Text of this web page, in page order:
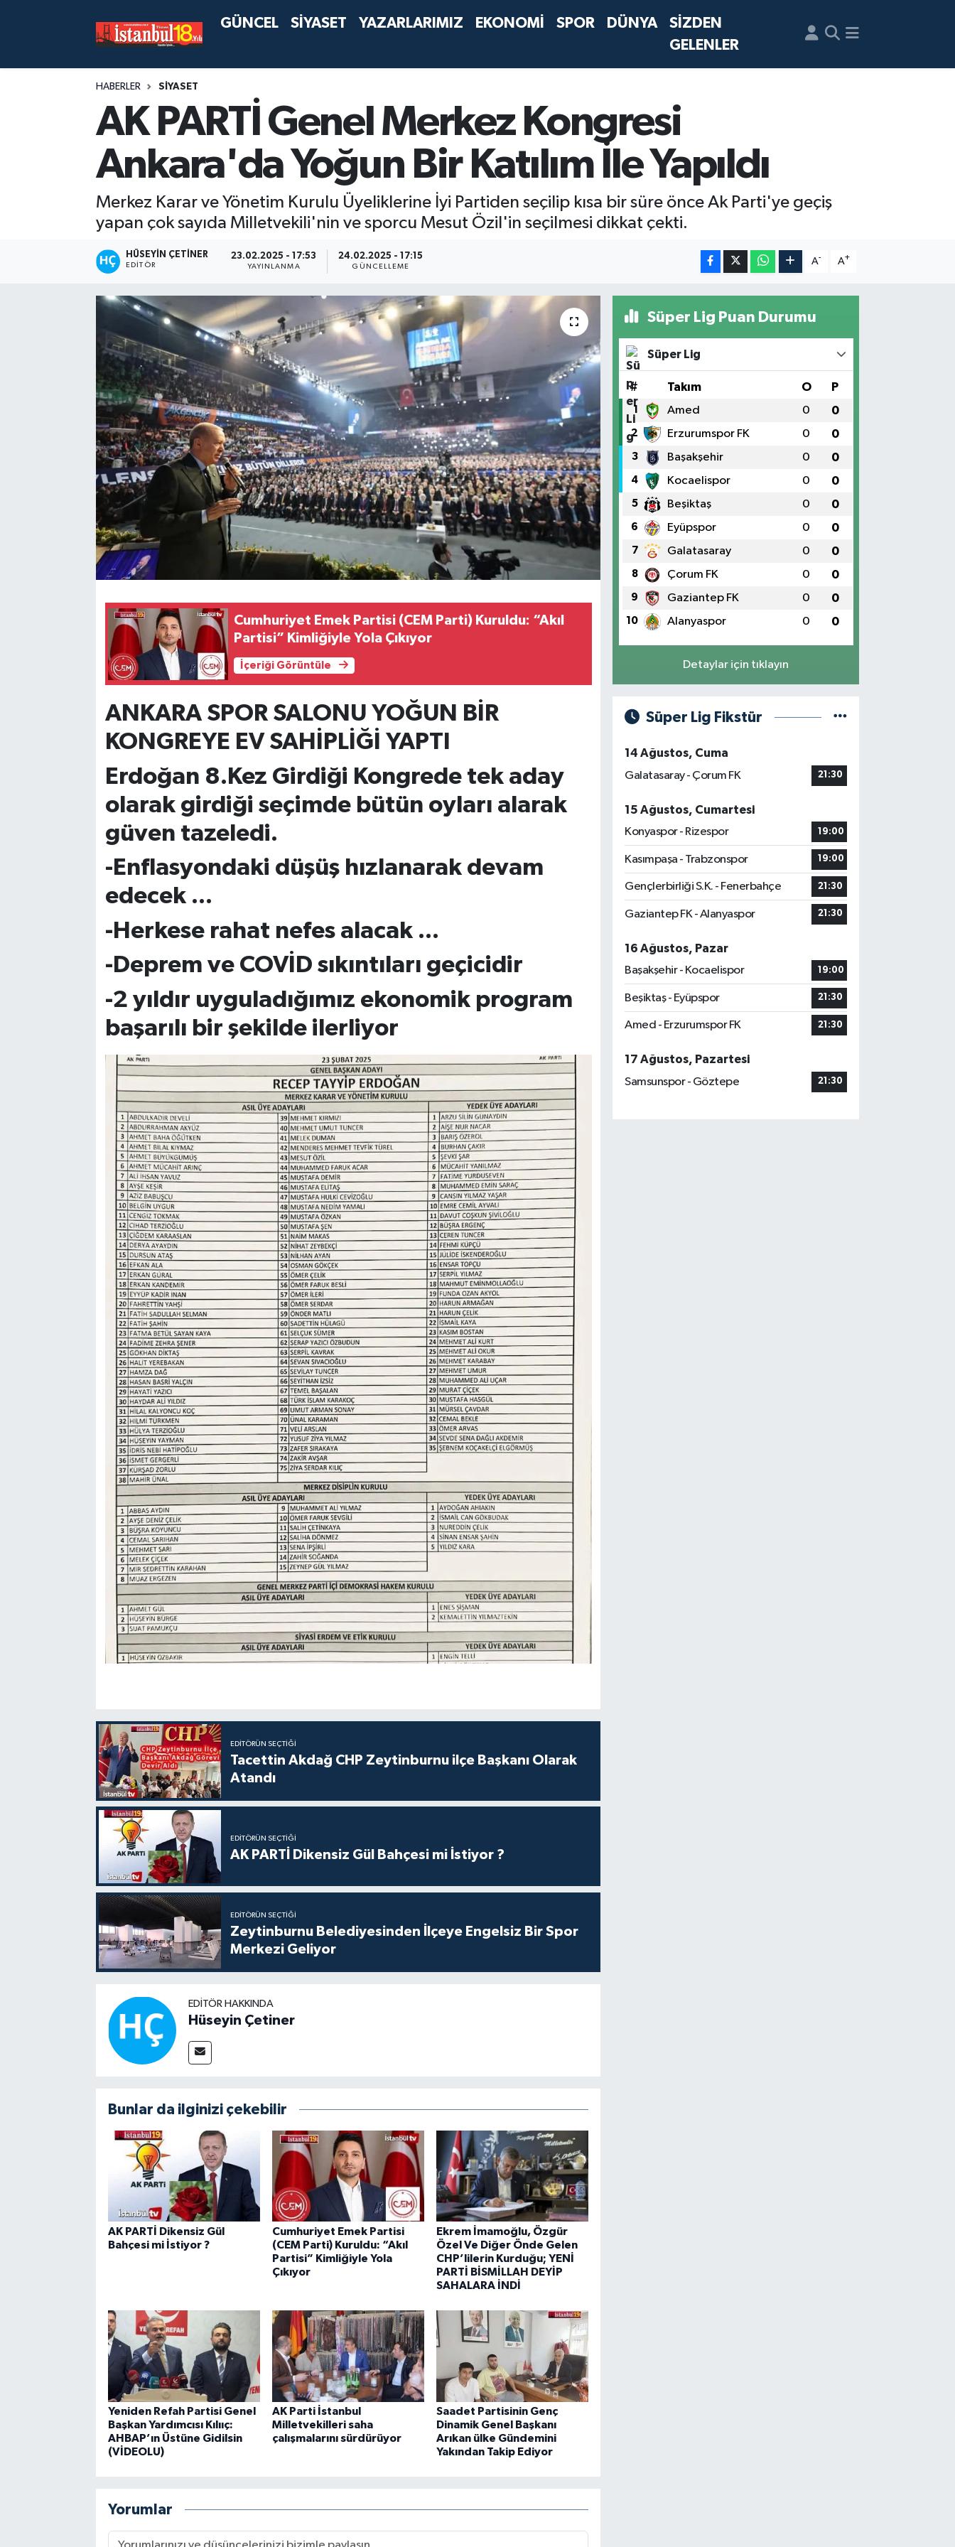
GÜNCEL SİYASET YAZARLARIMIZ EKONOMİ SPOR DÜNYA
SİZDEN
GELENLER
HABERLER SİYASET
AK PARTİ Genel Merkez Kongresi
Ankara'da Yoğun Bir Katılım İle Yapıldı
Merkez Karar ve Yönetim Kurulu Üyeliklerine İyi Partiden seçilip kısa bir süre önce Ak Parti'ye geçiş
yapan çok sayıda Milletvekili'nin ve sporcu Mesut Özil'in seçilmesi dikkat çekti.
HÜSEYIN ÇETINER
EDITÖR
23.02.2025 - 17:53
YAYINLANMA
24.02.2025 - 17:15
GÜNCELLEME
A- A+
Cumhuriyet Emek Partisi (CEM Parti) Kuruldu: “Akıl
Partisi” Kimliğiyle Yola Çıkıyor
İçeriği Görüntüle
ANKARA SPOR SALONU YOĞUN BİR
KONGREYE EV SAHİPLİĞİ YAPTI
Erdoğan 8.Kez Girdiği Kongrede tek aday
olarak girdiği seçimde bütün oyları alarak
güven tazeledi.
-Enflasyondaki düşüş hızlanarak devam
edecek ...
-Herkese rahat nefes alacak ...
-Deprem ve COVİD sıkıntıları geçicidir
-2 yıldır uyguladığımız ekonomik program
başarılı bir şekilde ilerliyor
EDITÖRÜN SEÇTIĞI
Tacettin Akdağ CHP Zeytinburnu ilçe Başkanı Olarak
Atandı
EDITÖRÜN SEÇTIĞI
AK PARTİ Dikensiz Gül Bahçesi mi İstiyor ?
EDITÖRÜN SEÇTIĞI
Zeytinburnu Belediyesinden İlçeye Engelsiz Bir Spor
Merkezi Geliyor
EDITÖR HAKKINDA
Hüseyin Çetiner
Bunlar da ilginizi çekebilir
AK PARTİ Dikensiz Gül
Bahçesi mi İstiyor ?
Cumhuriyet Emek Partisi
(CEM Parti) Kuruldu: “Akıl
Partisi” Kimliğiyle Yola
Çıkıyor
Ekrem İmamoğlu, Özgür
Özel Ve Diğer Önde Gelen
CHP’lilerin Kurduğu; YENİ
PARTİ BİSMİLLAH DEYİP
SAHALARA İNDİ
Yeniden Refah Partisi Genel
Başkan Yardımcısı Kılııç:
AHBAP’ın Üstüne Gidilsin
(VİDEOLU)
AK Parti İstanbul
Milletvekilleri saha
çalışmalarını sürdürüyor
Saadet Partisinin Genç
Dinamik Genel Başkanı
Arıkan ülke Gündemini
Yakından Takip Ediyor
Yorumlar
Süper Lig Puan Durumu
Süper Lig
# Takım O P
1 Amed 0 0
2 Erzurumspor FK 0 0
3 Başakşehir 0 0
4 Kocaelispor 0 0
5 Beşiktaş 0 0
6 Eyüpspor 0 0
7 Galatasaray 0 0
8 Çorum FK 0 0
9 Gaziantep FK 0 0
10 Alanyaspor 0 0
Detaylar için tıklayın
Süper Lig Fikstür
14 Ağustos, Cuma
Galatasaray - Çorum FK
21:30
15 Ağustos, Cumartesi
Konyaspor - Rizespor
19:00
Kasımpaşa - Trabzonspor 19:00
Gençlerbirliği S.K. - Fenerbahçe 21:30
Gaziantep FK - Alanyaspor 21:30
16 Ağustos, Pazar
Başakşehir - Kocaelispor
19:00
Beşiktaş - Eyüpspor 21:30
Amed - Erzurumspor FK 21:30
17 Ağustos, Pazartesi
Samsunspor - Göztepe
21:30